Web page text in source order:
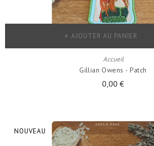
Accueil
Gillian Owens - Patch
0,00 €
AJOUTER AU PANIER
NOUVEAU